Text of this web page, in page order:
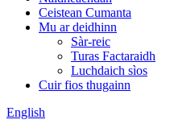
Ceistean Cumanta
Mu ar deidhinn
Sàr-reic
Turas Factaraidh
Luchdaich sìos
Cuir fios thugainn
English